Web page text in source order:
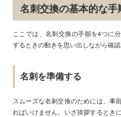
名刺交換の基本的な手
ここでは、名刺交換の手順を4つに
するときの動きを思い出しながら確認
名刺を準備する
スムーズな名刺交換のためには、事
ればいけません。いざ挨拶するとき